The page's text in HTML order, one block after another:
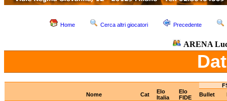
Home Cerca altri giocatori Precedente
ARENA
Nome
Cat
Elo
Italia
Elo
FIDE
Bullet